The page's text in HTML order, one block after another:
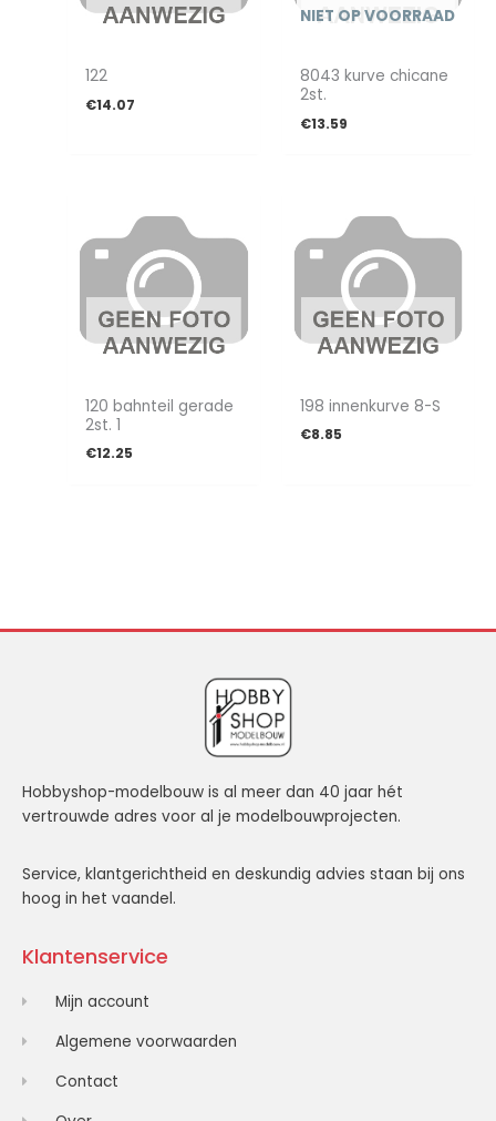
122
€14.07
NIET OP VOORRAAD
8043 kurve chicane
2st.
€13.59
120 bahnteil gerade
2st. 1
€12.25
198 innenkurve 8-S
€8.85
Hobbyshop-modelbouw is al meer dan 40 jaar hét
vertrouwde adres voor al je modelbouwprojecten.
Service, klantgerichtheid en deskundig advies staan bij ons
hoog in het vaandel.
Klantenservice
Mijn account
Algemene voorwaarden
Contact